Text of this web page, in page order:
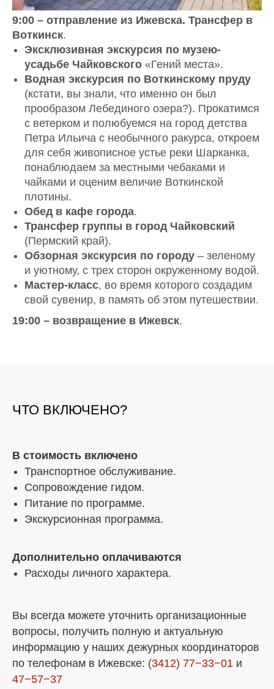
9:00 – отправление из Ижевска. Трансфер в
Воткинск.
Эксклюзивная экскурсия по музею-
усадьбе Чайковского «Гений места».
Водная экскурсия по Воткинскому пруду
(кстати, вы знали, что именно он был
прообразом Лебединого озера?). Прокатимся
с ветерком и полюбуемся на город детства
Петра Ильича с необычного ракурса, откроем
для себя живописное устье реки Шарканка,
понаблюдаем за местными чебаками и
чайками и оценим величие Воткинской
плотины.
Обед в кафе города.
Трансфер группы в город Чайковский
(Пермский край).
Обзорная экскурсия по городу – зеленому
и уютному, с трех сторон окруженному водой.
Мастер-класс, во время которого создадим
свой сувенир, в память об этом путешествии.
19:00 – возвращение в Ижевск.
ЧТО ВКЛЮЧЕНО?
В стоимость включено
Транспортное обслуживание.
Сопровождение гидом.
Питание по программе.
Экскурсионная программа.
Дополнительно оплачиваются
Расходы личного характера.
Вы всегда можете уточнить организационные
вопросы, получить полную и актуальную
информацию у наших дежурных координаторов
по телефонам в Ижевске: (3412) 77−33−01 и
47−57−37